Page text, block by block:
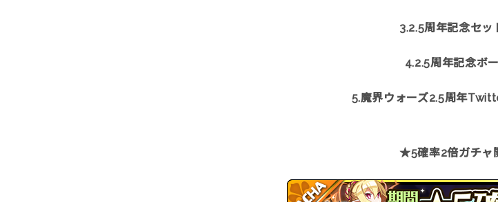
3.2.5周年記念セッ
4.2.5周年記念ボ
5.魔界ウォーズ2.5周年
★5確率2倍ガチャ